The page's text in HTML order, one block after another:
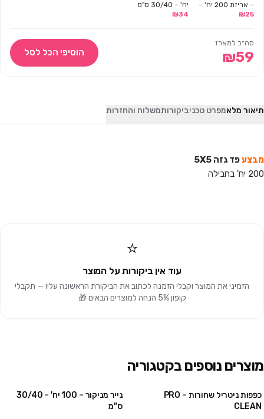
– אריזת 200 יח' –
3 יח' במבצע! ₪25
יח' – 30/40 ס"מ
₪34
סה״כ למארז
₪59 הוסיפי הכל לסל
תיאור מלאמפרט טכניביקורותמשלוח והחזרות
מבצעפד גזה 5X5
200 יח' בחבילה
⭐
עוד אין ביקורות על המוצר
הזמיני את המוצר וקבלי הזמנה לכתוב את הביקורת הראשונה עליו — תקבלי
קופון 5% הנחה למוצרים הבאים 🎁
מוצרים נוספים בקטגוריה
כפפות ניטריל שחורות – PRO
CLEAN
נייר מניקור – 100 יח' – 30/40
ס"מ